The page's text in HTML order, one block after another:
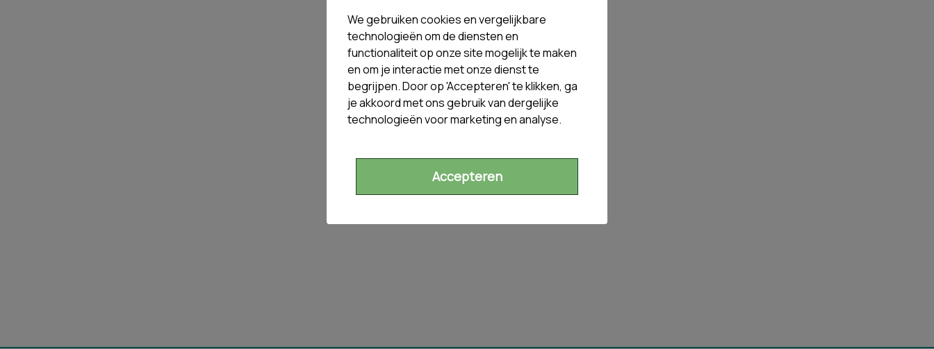
We gebruiken cookies en vergelijkbare
technologieën om de diensten en
functionaliteit op onze site mogelijk te maken
en om je interactie met onze dienst te
begrijpen. Door op 'Accepteren' te klikken, ga
je akkoord met ons gebruik van dergelijke
technologieën voor marketing en analyse.
Accepteren